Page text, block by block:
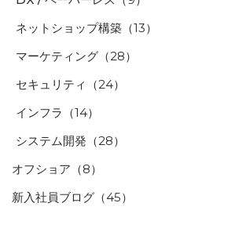
ネットショップ構築 （13）
マーケティング （28）
セキュリティ
（24）
インフラ （14）
システム開発 （28）
オフショア （8）
新入社員ブログ （45）